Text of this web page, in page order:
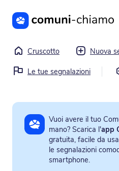
Vai al contenuto principale
Cruscotto Nuova
Le tue segnalazioni
Vuoi avere il tuo
mano? Scarica l'app
gratuita, facile da
le segnalazioni
smartphone.